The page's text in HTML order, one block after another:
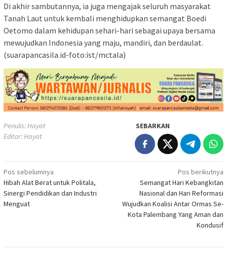
Di akhir sambutannya, ia juga mengajak seluruh masyarakat
Tanah Laut untuk kembali menghidupkan semangat Boedi
Oetomo dalam kehidupan sehari-hari sebagai upaya bersama
mewujudkan Indonesia yang maju, mandiri, dan berdaulat.
(suarapancasila.id-foto:ist/mctala)
Penulis: Hayat
Editor: Hayat
SEBARKAN
Navigasi
pos
Pos sebelumnya
Hibah Alat Berat untuk Politala,
Sinergi Pendidikan dan Industri
Menguat
Pos berikutnya
Semangat Hari Kebangkitan
Nasional dan Hari Reformasi
Wujudkan Koalisi Antar Ormas Se-
Kota Palembang Yang Aman dan
Kondusif